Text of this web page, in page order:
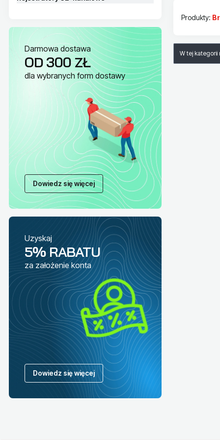
Darmowa dostawa
OD 300 ZŁ
dla wybranych form dostawy
Dowiedz się więcej
Uzyskaj
5% RABATU
za założenie konta
Dowiedz się więcej
Produkty:
Lista
W tej